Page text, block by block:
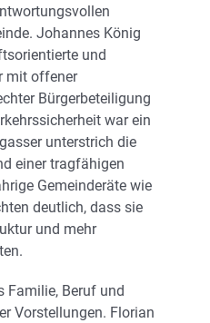
Johannes König
und
mit offener
Bürgerbeteiligung
war ein
unterstrich die
einer tragfähigen
Gemeinderäte wie
deutlich, dass sie
und mehr
Familie, Beruf und
Vorstellungen. Florian